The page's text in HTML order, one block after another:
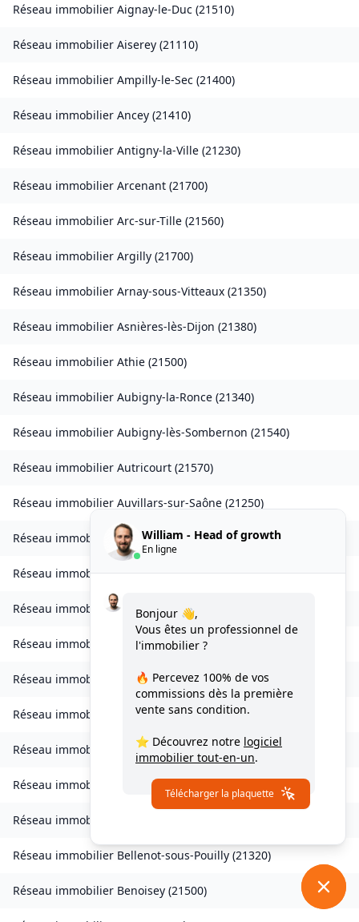
Réseau immobilier Aignay-le-Duc (21510)
Réseau immobilier Aiserey (21110)
Réseau immobilier Ampilly-le-Sec (21400)
Réseau immobilier Ancey (21410)
Réseau immobilier Antigny-la-Ville (21230)
Réseau immobilier Arcenant (21700)
Réseau immobilier Arc-sur-Tille (21560)
Réseau immobilier Argilly (21700)
Réseau immobilier Arnay-sous-Vitteaux (21350)
Réseau immobilier Asnières-lès-Dijon (21380)
Réseau immobilier Athie (21500)
Réseau immobilier Aubigny-la-Ronce (21340)
Réseau immobilier Aubigny-lès-Sombernon (21540)
Réseau immobilier Autricourt (21570)
Réseau immobilier Auvillars-sur-Saône (21250)
Réseau immobilierAuxonne(21130)
Réseau immobilierAvot(21580)
Réseau immobilierBalot(21330 )
Réseau immobilier Barbirey-sur-Ouche
Réseau immobilier Baulme-la-Roche(21410)
Réseau immobilier Beire-le-Châtel(21310)
Réseau immobilier Beire-le-Fort(21110)
Réseau immobilier Bellefond
Réseau immobilier
Réseau immobilier Bellenot-sous-Pouilly (21320)
Réseau immobilier Benoisey (21500)
William - Head of growth
En ligne
Bonjour 👋,
Vous êtes un professionnel de
l'immobilier ?
🔥 Percevez 100% de vos
commissions dès la première
vente sans condition.
⭐ Découvrez notre logiciel
immobilier tout-en-un.
Télécharger la plaquette